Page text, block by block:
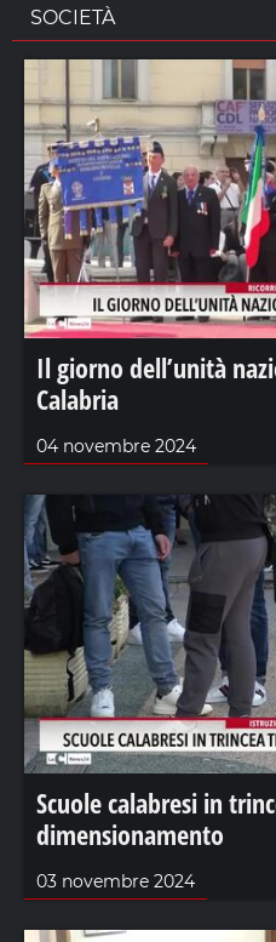
SOCIETÀ
Il giorno dell’unità
Calabria
04 novembre 2024
Scuole calabresi in
dimensionamento
03 novembre 2024